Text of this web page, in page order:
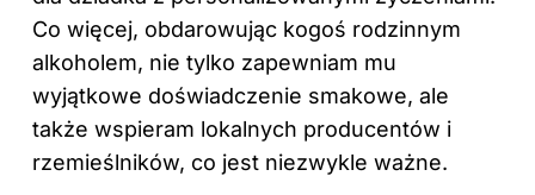
Co więcej, obdarowując kogoś rodzinnym
alkoholem, nie tylko zapewniam mu
wyjątkowe doświadczenie smakowe, ale
także wspieram lokalnych producentów i
rzemieślników, co jest niezwykle ważne.